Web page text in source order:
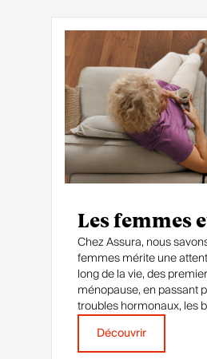
Les femmes
Chez Assura, nous
femmes mérite une
long de la vie, des
ménopause, en passant
troubles hormonaux, les
Découvrir